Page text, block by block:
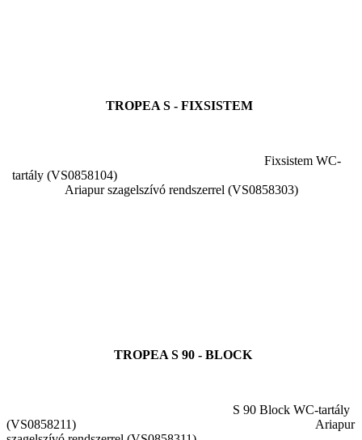
TROPEA S - FIXSISTEM
Fixsistem WC-
tartály (VS0858104)
Ariapur szagelszívó rendszerrel (VS0858303)
TROPEA S 90 - BLOCK
S 90 Block WC-tartály
(VS0858211) Ariapur